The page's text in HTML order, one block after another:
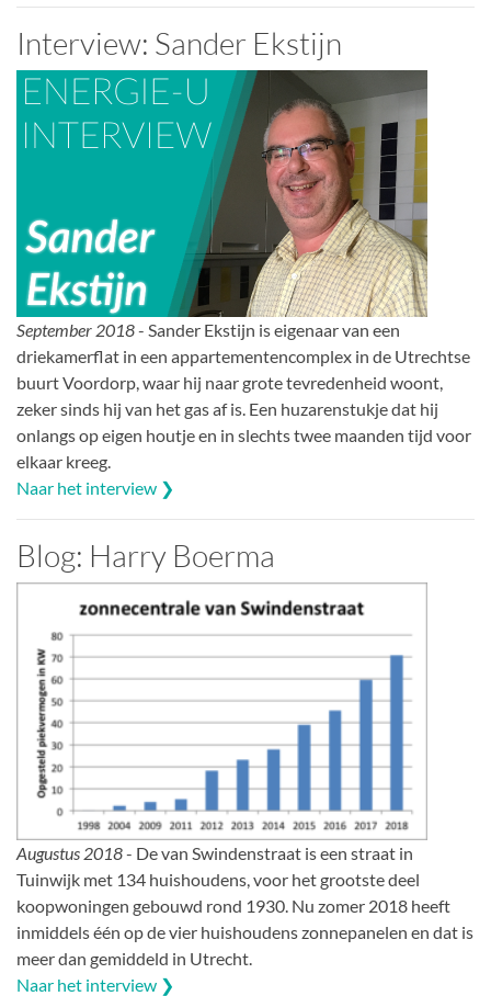
Interview: Sander Ekstijn
September 2018- Sander Ekstijn is eigenaar van een
driekamerflat in een appartementencomplex in de Utrechtse
buurt Voordorp, waar hij naar grote tevredenheid woont,
zeker sinds hij van het gas af is. Een huzarenstukje dat hij
onlangs op eigen houtje en in slechts twee maanden tijd voor
elkaar kreeg.
Naar het interview ❯
Blog: Harry Boerma
Augustus 2018- De van Swindenstraat is een straat in
Tuinwijk met 134 huishoudens, voor het grootste deel
koopwoningen gebouwd rond 1930. Nu zomer 2018 heeft
inmiddels één op de vier huishoudens zonnepanelen en dat is
meer dan gemiddeld in Utrecht.
Naar het interview ❯